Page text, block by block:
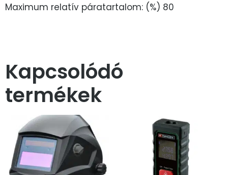
Maximum relatív páratartalom: (%) 80
Kapcsolódó
termékek